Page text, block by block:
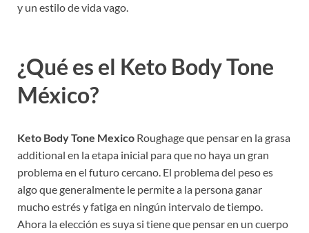
y un estilo de vida vago.
¿Qué es el Keto Body Tone
México?
Keto Body Tone Mexico Roughage que pensar en la grasa
additional en la etapa inicial para que no haya un gran
problema en el futuro cercano. El problema del peso es
algo que generalmente le permite a la persona ganar
mucho estrés y fatiga en ningún intervalo de tiempo.
Ahora la elección es suya si tiene que pensar en un cuerpo